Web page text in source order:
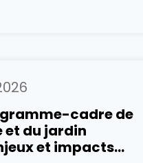
de manipuler les
concentre
sur trois habiletés
cadre de
et du jardin
et impacts